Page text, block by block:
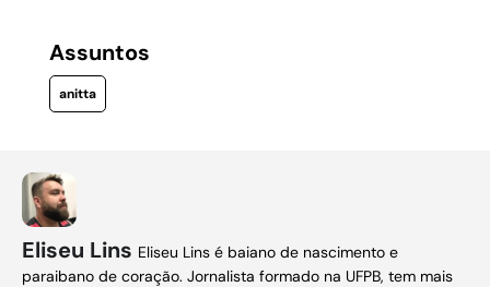
Assuntos
anitta
Eliseu Lins Eliseu Lins é baiano de nascimento e
paraibano de coração. Jornalista formado na UFPB, tem mais